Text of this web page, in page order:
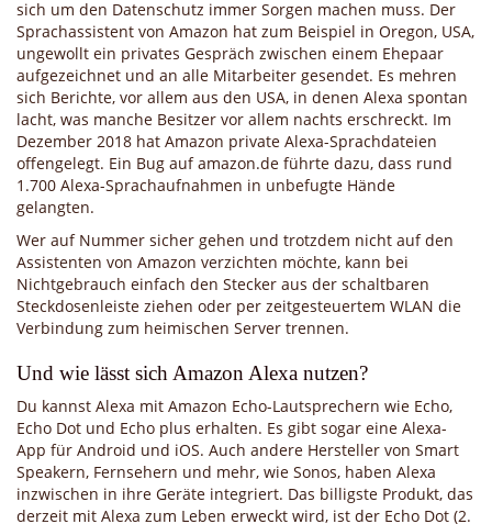
sich um den Datenschutz immer Sorgen machen muss. Der
Sprachassistent von Amazon hat zum Beispiel in Oregon, USA,
ungewollt ein privates Gespräch zwischen einem Ehepaar
aufgezeichnet und an alle Mitarbeiter gesendet. Es mehren
sich Berichte, vor allem aus den USA, in denen Alexa spontan
lacht, was manche Besitzer vor allem nachts erschreckt. Im
Dezember 2018 hat Amazon private Alexa-Sprachdateien
offengelegt. Ein Bug auf amazon.de führte dazu, dass rund
1.700 Alexa-Sprachaufnahmen in unbefugte Hände
gelangten.
Wer auf Nummer sicher gehen und trotzdem nicht auf den
Assistenten von Amazon verzichten möchte, kann bei
Nichtgebrauch einfach den Stecker aus der schaltbaren
Steckdosenleiste ziehen oder per zeitgesteuertem WLAN die
Verbindung zum heimischen Server trennen.
Und wie lässt sich Amazon Alexa nutzen?
Du kannst Alexa mit Amazon Echo-Lautsprechern wie Echo,
Echo Dot und Echo plus erhalten. Es gibt sogar eine Alexa-
App für Android und iOS. Auch andere Hersteller von Smart
Speakern, Fernsehern und mehr, wie Sonos, haben Alexa
inzwischen in ihre Geräte integriert. Das billigste Produkt, das
derzeit mit Alexa zum Leben erweckt wird, ist der Echo Dot (2.